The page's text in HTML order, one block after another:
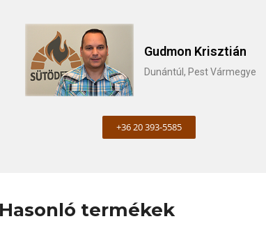
Gudmon Krisztián
Dunántúl, Pest Vármegye
+36 20 393-5585
Hasonló termékek